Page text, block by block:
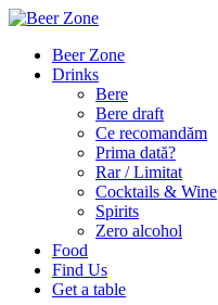
Beer Zone
Drinks
Bere
Bere draft
Ce recomandăm
Prima dată?
Rar / Limitat
Cocktails & Wine
Spirits
Zero alcohol
Food
Find Us
Get a table